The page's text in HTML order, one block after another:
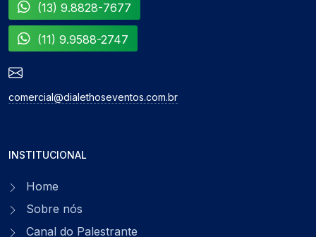
(13) 9.8828-7677
(11) 9.9588-2747
comercial@dialethoseventos.com.br
INSTITUCIONAL
Home
Sobre nós
Canal do Palestrante